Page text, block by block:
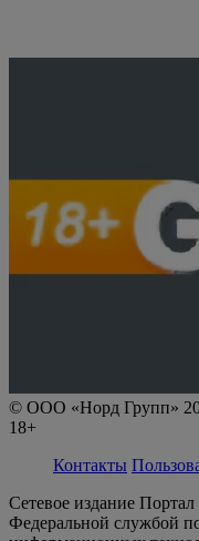
© ООО «Норд Групп»
18+
Контакты
Сетевое издание
Федеральной службой